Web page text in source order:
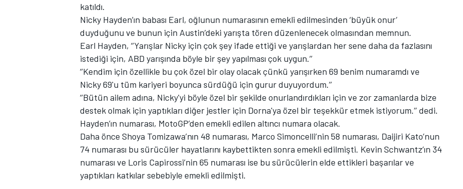
katıldı.
Nicky Hayden’ın babası Earl, oğlunun numarasının emekli edilmesinden ‘büyük onur’
duyduğunu ve bunun için Austin’deki yarışta tören düzenlenecek olmasından memnun.
Earl Hayden, ‘’Yarışlar Nicky için çok şey ifade ettiği ve yarışlardan her sene daha da fazlasını
istediği için, ABD yarışında böyle bir şey yapılması çok uygun.’’
‘’Kendim için özellikle bu çok özel bir olay olacak çünkü yarışırken 69 benim numaramdı ve
Nicky 69'u tüm kariyeri boyunca sürdüğü için gurur duyuyordum.’’
‘’Bütün ailem adına, Nicky'yi böyle özel bir şekilde onurlandırdıkları için ve zor zamanlarda bize
destek olmak için yaptıkları diğer jestler için Dorna'ya özel bir teşekkür etmek istiyorum.’’ dedi.
Hayden’ın numarası, MotoGP’den emekli edilen altıncı numara olacak.
Daha önce Shoya Tomizawa’nın 48 numarası, Marco Simoncelli’nin 58 numarası, Daijiri Kato’nun
74 numarası bu sürücüler hayatlarını kaybettikten sonra emekli edilmişti. Kevin Schwantz’ın 34
numarası ve Loris Capirossi’nin 65 numarası ise bu sürücülerin elde ettikleri başarılar ve
yaptıkları katkılar sebebiyle emekli edilmişti.